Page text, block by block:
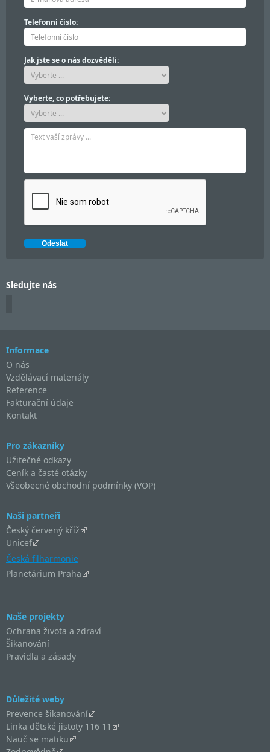
Telefonní číslo:
Jak jste se o nás dozvěděli:
Vyberte, co potřebujete:
Sledujte nás
Informace
O nás
Vzdělávací materiály
Reference
Fakturační údaje
Kontakt
Pro zákazníky
Užitečné odkazy
Ceník a časté otázky
Všeobecné obchodní podmínky (VOP)
Naši partneři
Český červený kříž
Unicef
Česká filharmonie
Planetárium Praha
Naše projekty
Ochrana života a zdraví
Šikanování
Pravidla a zásady
Důležité weby
Prevence šikanování
Linka dětské jistoty 116 11
Nauč se matiku